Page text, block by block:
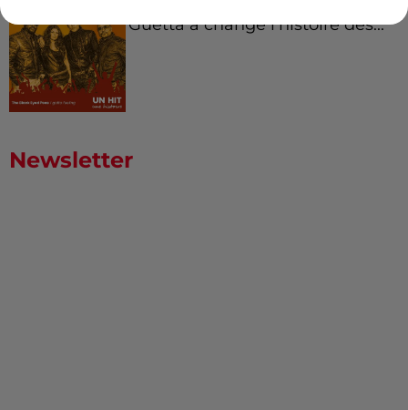
Guetta a changé l’histoire des...
Newsletter